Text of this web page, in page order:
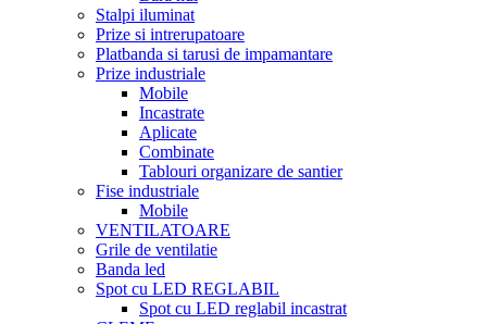
Stalpi iluminat
Prize si intrerupatoare
Platbanda si tarusi de impamantare
Prize industriale
Mobile
Incastrate
Aplicate
Combinate
Tablouri organizare de santier
Fise industriale
Mobile
VENTILATOARE
Grile de ventilatie
Banda led
Spot cu LED REGLABIL
Spot cu LED reglabil incastrat